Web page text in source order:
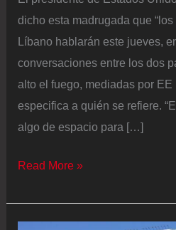
dicho esta madrugada que
Líbano hablarán este jueves,
conversaciones entre los dos
alto el fuego, mediadas por
especifica a quién se refiere.
algo de espacio para […]
Última
de
Read More »